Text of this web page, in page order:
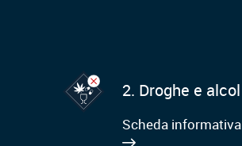
2. Droghe e alcol
Scheda informativa